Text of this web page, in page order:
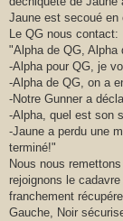
Jaune est secoué
Le QG nous contact:
"Alpha de QG, Alpha
-Alpha pour QG, je
-Alpha de QG, on a
-Notre Gunner a
-Alpha, quel est son
-Jaune a perdu une
terminé!"
Nous nous
rejoignons le
franchement
Gauche, Noir